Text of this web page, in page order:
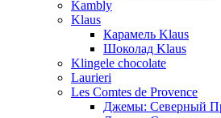
Kambly
Klaus
Карамель Klaus
Шоколад Klaus
Klingele chocolate
Laurieri
Les Comtes de Provence
Джемы: Северный